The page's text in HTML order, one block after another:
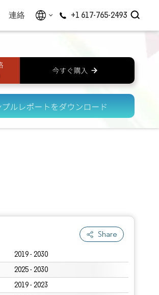
連絡 +1 617-765-2493
Share
2019 - 2030
2025 - 2030
2019 - 2023